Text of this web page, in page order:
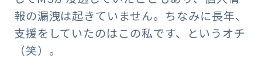
報の漏洩は起きていません。ちなみに長年、
支援をしていたのはこの私です、というオチ
（笑）。